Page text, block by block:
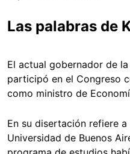
Las palabras de
El actual gobernador de
participó en el Congreso
como ministro de
En su disertación refiere
Universidad de Buenos